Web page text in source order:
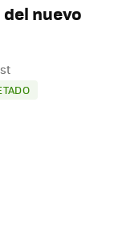
nuevo